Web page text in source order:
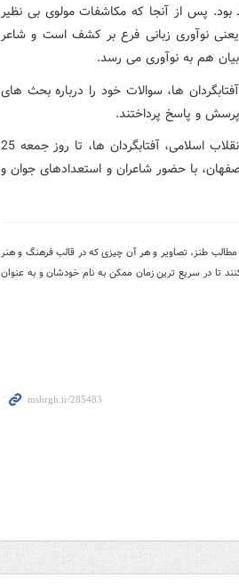
بود. پس از آنجا که مکاشفات مولوی بی نظیر
نوآوری زبانی فرع بر کشف است و شاعر
هم به نوآوری می رسد.
ها، سوالات خود را درباره بحث های
و پاسخ پرداختند.
اولین اردوی سومین دوره ی آموزشی شعر جوان انقلاب اسلامی، آفتابگردان ها، تا روز جمعه 25
با حضور شاعران و استعدادهای جوان و
طنز، تصاویر و هر آن چیزی که در قالب فرهنگ و هنر
تا در سریع ترین زمان ممکن به نام خودشان و به عنوان